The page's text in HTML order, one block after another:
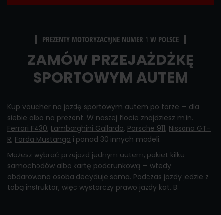
PREZENTY MOTORYZACYJNE NUMER 1 W POLSCE
ZAMÓW PRZEJAŻDŻKĘ
SPORTOWYM AUTEM
Kup voucher na jazdę sportowym autem po torze — dla
siebie albo na prezent. W naszej flocie znajdziesz m.in.
Ferrari F430, Lamborghini Gallardo, Porsche 911, Nissana GT-
R, Forda Mustanga i ponad 30 innych modeli.
Możesz wybrać przejazd jednym autem, pakiet kilku
samochodów albo kartę podarunkową — wtedy
obdarowana osoba decyduje sama. Podczas jazdy jedzie z
tobą instruktor, więc wystarczy prawo jazdy kat. B.